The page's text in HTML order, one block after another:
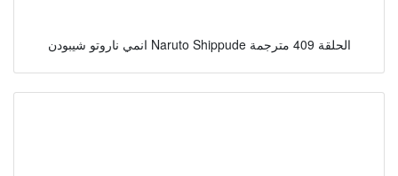
انمي ناروتو شيبودن Naruto Shippude الحلقة 409 مترجمة